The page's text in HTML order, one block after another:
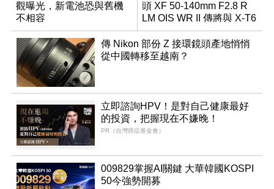
觀曝光，新電池恐與舊機
不相容
頭 XF 50-140mm F2.8 R
LM OIS WR II 傳將與 X-T6
同步亮相
傳 Nikon 部份 Z 接環鏡頭產地悄悄
從中國轉移至越南？
立即諮詢HPV！是對自己健康最好
的投資，把握現在不嫌晚！
PR（台灣癌症基金會）
009829掌握AI關鍵 大華韓國KOSPI
50今強勢開募